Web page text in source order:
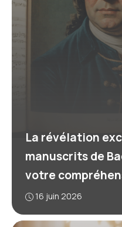
La révélation
manuscrits de
votre
16 juin 2026